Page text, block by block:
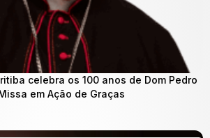
celebra os 100 anos de Dom Pedro
em Ação de Graças